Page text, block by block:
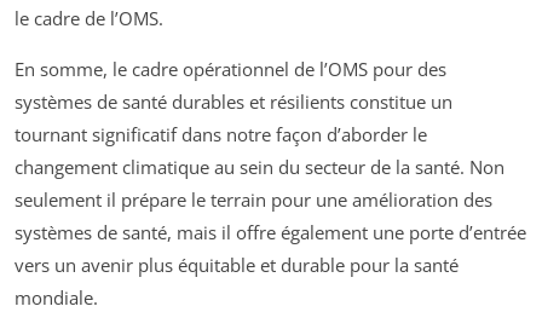
le cadre de l’OMS.
En somme, le cadre opérationnel de l’OMS pour des
systèmes de santé durables et résilients constitue un
tournant significatif dans notre façon d’aborder le
changement climatique au sein du secteur de la santé. Non
seulement il prépare le terrain pour une amélioration des
systèmes de santé, mais il offre également une porte d’entrée
vers un avenir plus équitable et durable pour la santé
mondiale.